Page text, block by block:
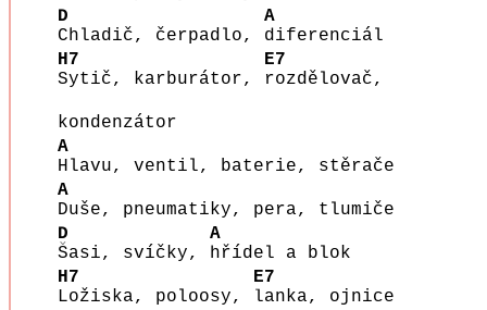
D
Chladič, čerpadlo,
A
diferenciál
H7
Sytič, karburátor,
E7
rozdělovač,
kondenzátor
A
Hlavu, ventil, baterie, stěrače
A
Duše, pneumatiky, pera, tlumiče
D
Šasi, svíčky,
A
hřídel a blok
H7
Ložiska, poloosy,
E7
lanka, ojnice